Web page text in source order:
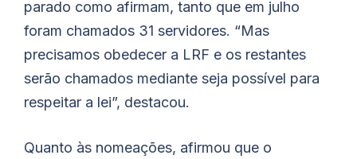
parado como afirmam, tanto que em julho
foram chamados 31 servidores. “Mas
precisamos obedecer a LRF e os restantes
serão chamados mediante seja possível para
respeitar a lei”, destacou.
Quanto às nomeações, afirmou que o